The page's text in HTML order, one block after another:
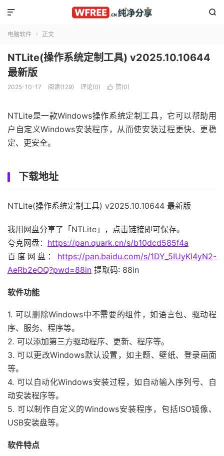


电脑软件  正文
NTLite(操作系统定制工具) v2025.10.10644
最新版
2025-10-17 阅读(129) 评论(0)  赞(0)
NTLite是一款Windows操作系统定制工具，它可以帮助用
户自定义Windows安装程序，从而使安装过程更快、更稳
定、更安全。
下载地址
NTLite(操作系统定制工具) v2025.10.10644 最新版
我用网盘分享了「NTLite」，点击链接即可保存。
夸克网盘： https://pan.quark.cn/s/b10dcd585f4a
百度网盘： https://pan.baidu.com/s/1DY_5IUyKI4yN2-
AeRb2eOQ?pwd=88in 提取码: 88in
软件功能
1. 可以删除Windows中不需要的组件，如语言包、驱动程
序、服务、程序等。
2. 可以添加第三方驱动程序、更新、程序等。
3. 可以更改Windows默认设置，如主题、壁纸、登录画面
等。
4. 可以自动化Windows安装过程，如自动输入序列号、自
动安装程序等。
5. 可以制作自定义的Windows安装程序，包括ISO镜像、
USB安装盘等。
软件特点